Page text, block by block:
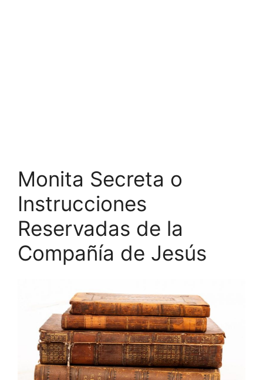
Monita Secreta o
Instrucciones
Reservadas de la
Compañía de Jesús